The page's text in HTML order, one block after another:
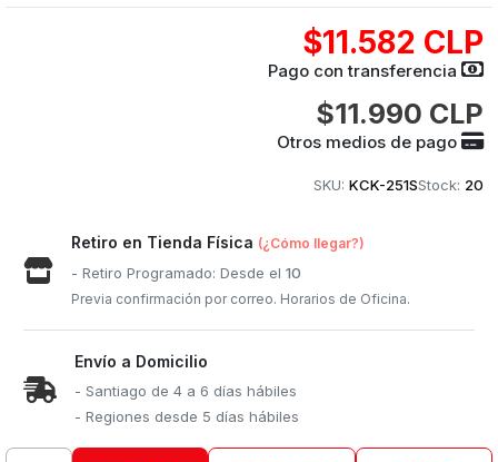
$11.582 CLP
Pago con transferencia
$11.990 CLP
Otros medios de pago
SKU: KCK-251SStock: 20
Retiro en Tienda Física (¿Cómo llegar?)
- Retiro Programado: Desde el10
Previa confirmación por correo. Horarios de Oficina.
Envío a Domicilio
- Santiago de 4 a 6 días hábiles
- Regiones desde 5 días hábiles